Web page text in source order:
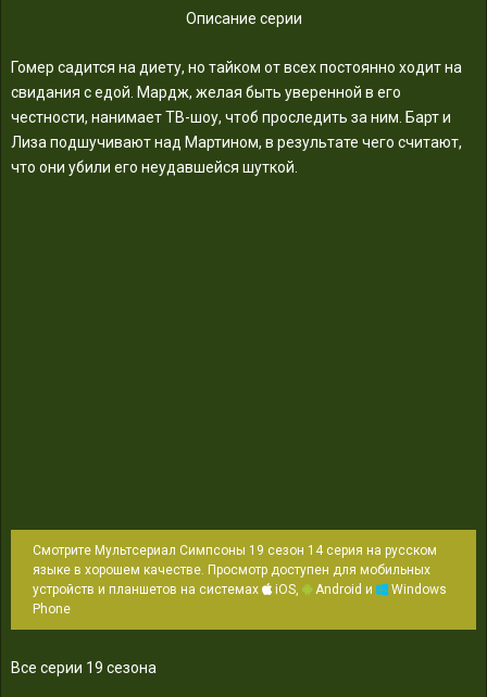
Описание серии
Гомер садится на диету, но тайком от всех постоянно ходит на
свидания с едой. Мардж, желая быть уверенной в его
честности, нанимает ТВ-шоу, чтоб проследить за ним. Барт и
Лиза подшучивают над Мартином, в результате чего считают,
что они убили его неудавшейся шуткой.
Смотрите Мультсериал Симпсоны 19 сезон 14 серия на русском
языке в хорошем качестве. Просмотр доступен для мобильных
устройств и планшетов на системах
iOS, Android и
Windows
Phone
Все серии 19 сезона